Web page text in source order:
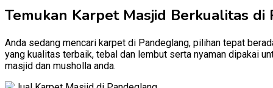
Temukan Karpet Masjid Berkualitas
Anda sedang mencari karpet di Pandeglang, pilihan tepat
yang kualitas terbaik, tebal dan lembut serta nyaman dipakai
masjid dan musholla anda.